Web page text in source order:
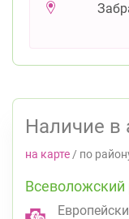
Наличие в
на карте / по
Всеволожский